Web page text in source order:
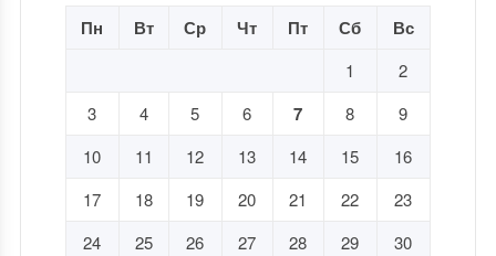
Пн Вт Ср Чт Пт Сб Вс
1
2
3
4 5 6 7 8
9
10
11 12 13 14 15
16
17
18 19 20 21 22
23
24
25 26 27 28 29
30